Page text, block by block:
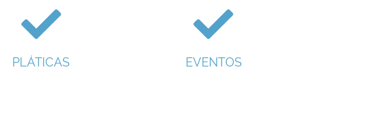
PLÁTICAS EVENTOS